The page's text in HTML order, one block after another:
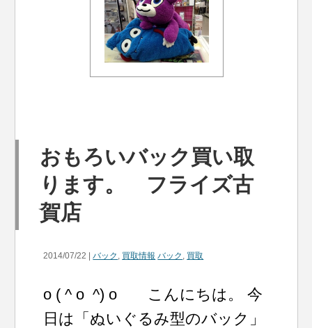
おもろいバック買い取
ります。 フライズ古
賀店
2014/07/22 |バック , 買取情報 バック , 買取
o ( ^ o ^) o こんにちは。 今
日は「ぬいぐるみ型のバック」